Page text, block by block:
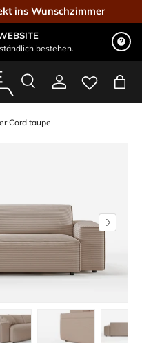
ins Wunschzimmer
bestehen.
Shop für Designmöbel
SucheEinloggen
Cord taupe
Nächste
laden
in Galerieansicht laden
Bild 4 in